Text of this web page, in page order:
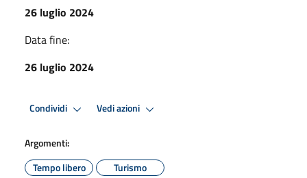
26 luglio 2024
Data fine:
26 luglio 2024
Condividi Vedi azioni
Argomenti:
Tempo libero
Turismo